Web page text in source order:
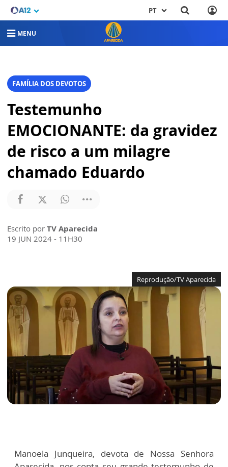
PT
MENU
FAMÍLIA DOS DEVOTOS
Testemunho
EMOCIONANTE: da gravidez
de risco a um milagre
chamado Eduardo
Escrito por TV Aparecida
19 JUN 2024 - 11H30
Reprodução/TV Aparecida
Manoela Junqueira, devota de Nossa Senhora